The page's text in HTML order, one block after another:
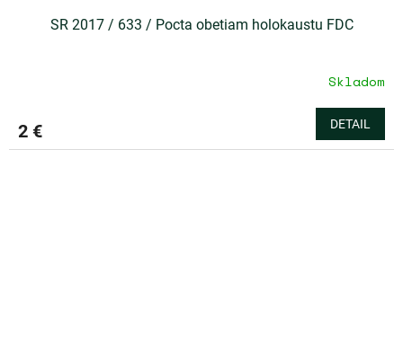
SR 2017 / 633 / Pocta obetiam holokaustu FDC
Skladom
2 € DETAIL